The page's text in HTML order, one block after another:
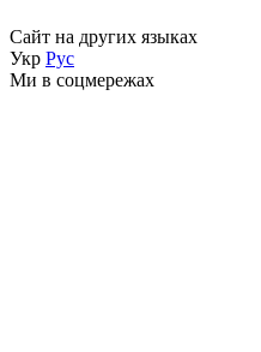
Сайт на других языках
Укр Рус
Ми в соцмережах